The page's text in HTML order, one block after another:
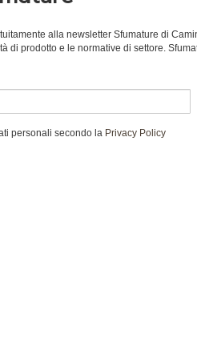
alla newsletter Sfumature di
di prodotto e le normative di settore.
personali secondo la Privacy Policy